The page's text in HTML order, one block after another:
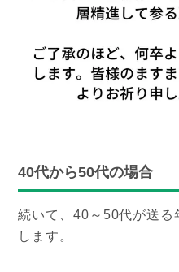
40代から50代の場合
続いて、40～50代が送る
します。